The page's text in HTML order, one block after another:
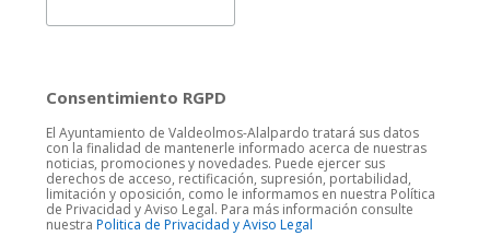
Consentimiento RGPD
El Ayuntamiento de Valdeolmos-Alalpardo tratará sus datos
con la finalidad de mantenerle informado acerca de nuestras
noticias, promociones y novedades. Puede ejercer sus
derechos de acceso, rectificación, supresión, portabilidad,
limitación y oposición, como le informamos en nuestra Política
de Privacidad y Aviso Legal. Para más información consulte
nuestra Politica de Privacidad y Aviso Legal